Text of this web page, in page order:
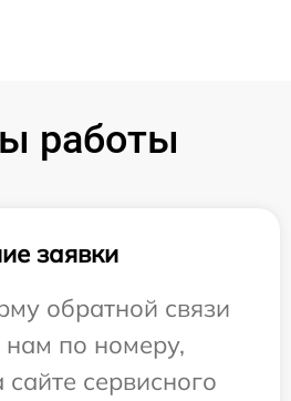
работы
заявки
обратной связи
нам по номеру,
сервисного